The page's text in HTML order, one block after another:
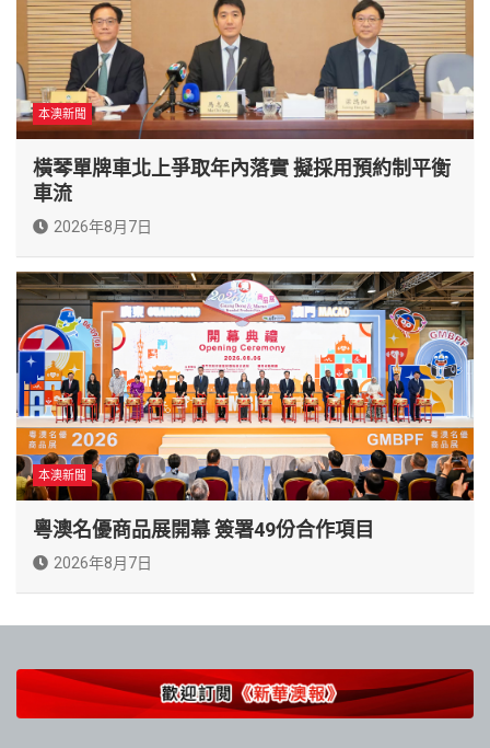
本澳新聞
橫琴單牌車北上爭取年內落實 擬採用預約制平衡
車流
2026年8月7日
本澳新聞
粵澳名優商品展開幕 簽署49份合作項目
2026年8月7日